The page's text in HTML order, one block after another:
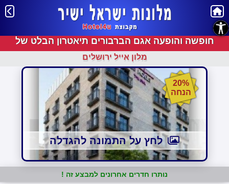
חופשה והופעה אגם הברבורים תיאטרון הבלט של
רוסיה
מלון אייל ירושלים
20%
הנחה
לחץ על התמונה להגדלה
נותרו חדרים אחרונים למבצע זה !
נגישות